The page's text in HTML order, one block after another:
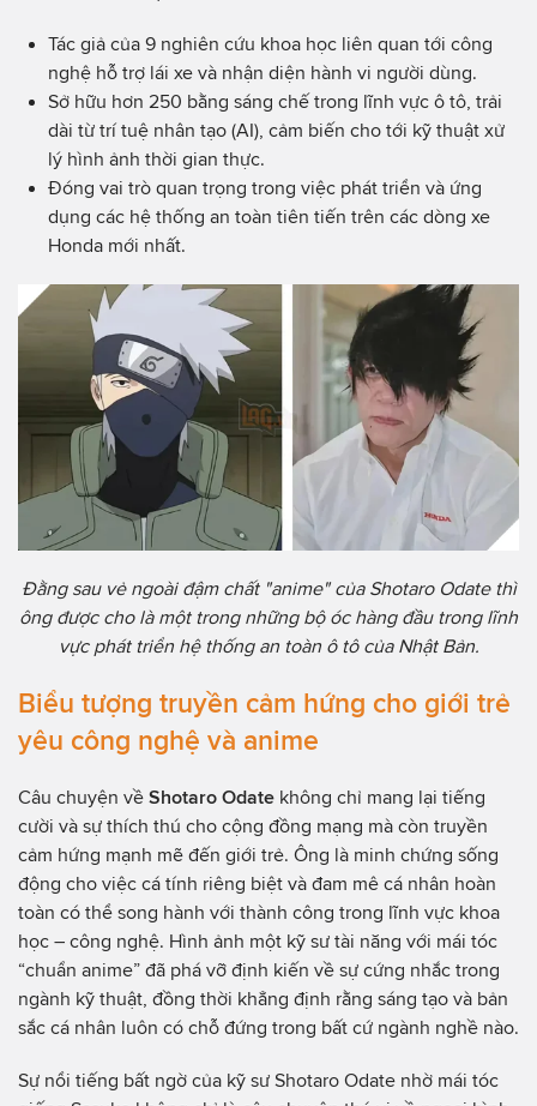
Tác giả của 9 nghiên cứu khoa học liên quan tới công
nghệ hỗ trợ lái xe và nhận diện hành vi người dùng.
Sở hữu hơn 250 bằng sáng chế trong lĩnh vực ô tô, trải
dài từ trí tuệ nhân tạo (AI), cảm biến cho tới kỹ thuật xử
lý hình ảnh thời gian thực.
Đóng vai trò quan trọng trong việc phát triển và ứng
dụng các hệ thống an toàn tiên tiến trên các dòng xe
Honda mới nhất.
Đằng sau vẻ ngoài đậm chất "anime" của Shotaro Odate thì
ông được cho là một trong những bộ óc hàng đầu trong lĩnh
vực phát triển hệ thống an toàn ô tô của Nhật Bản.
Biểu tượng truyền cảm hứng cho giới trẻ
yêu công nghệ và anime
Câu chuyện về Shotaro Odate không chỉ mang lại tiếng
cười và sự thích thú cho cộng đồng mạng mà còn truyền
cảm hứng mạnh mẽ đến giới trẻ. Ông là minh chứng sống
động cho việc cá tính riêng biệt và đam mê cá nhân hoàn
toàn có thể song hành với thành công trong lĩnh vực khoa
học – công nghệ. Hình ảnh một kỹ sư tài năng với mái tóc
“chuẩn anime” đã phá vỡ định kiến về sự cứng nhắc trong
ngành kỹ thuật, đồng thời khẳng định rằng sáng tạo và bản
sắc cá nhân luôn có chỗ đứng trong bất cứ ngành nghề nào.
Sự nổi tiếng bất ngờ của kỹ sư Shotaro Odate nhờ mái tóc